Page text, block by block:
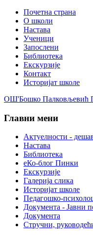
Почетна страна
О школи
Настава
Ученици
Запослени
Библиотека
Екскурзије
Контакт
Историјат школе
ОШ'Бошко Палковљевић
Главни мени
Актуелности -
Настава
Библиотека
еКо-блог Пинки
Екскурзије
Галерија слика
Историјат школе
Педагошко-
Документа - Јавни
Документа
Стручни,